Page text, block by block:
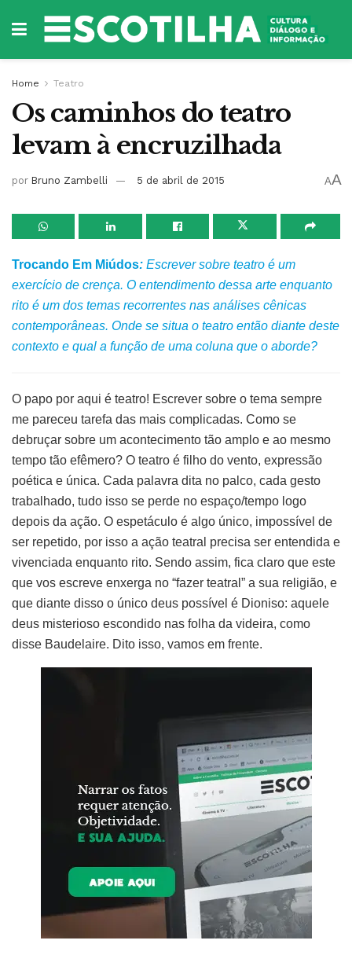
Home Teatro
Os caminhos do teatro
levam à encruzilhada
por Bruno Zambelli 5 de abril de 2015 AA
Trocando Em Miúdos: Escrever sobre teatro é um
exercício de crença. O entendimento dessa arte enquanto
rito é um dos temas recorrentes nas análises cênicas
contemporâneas. Onde se situa o teatro então diante deste
contexto e qual a função de uma coluna que o aborde?
O papo por aqui é teatro! Escrever sobre o tema sempre
me pareceu tarefa das mais complicadas. Como se
debruçar sobre um acontecimento tão amplo e ao mesmo
tempo tão efêmero? O teatro é filho do vento, expressão
poética e única. Cada palavra dita no palco, cada gesto
trabalhado, tudo isso se perde no espaço/tempo logo
depois da ação. O espetáculo é algo único, impossível de
ser repetido, por isso a ação teatral precisa ser entendida e
vivenciada enquanto rito. Sendo assim, fica claro que este
que vos escreve enxerga no “fazer teatral” a sua religião, e
que diante disso o único deus possível é Dioniso: aquele
deus misterioso escondido nas folha da videira, como
disse Baudelaire. Dito isso, vamos em frente.